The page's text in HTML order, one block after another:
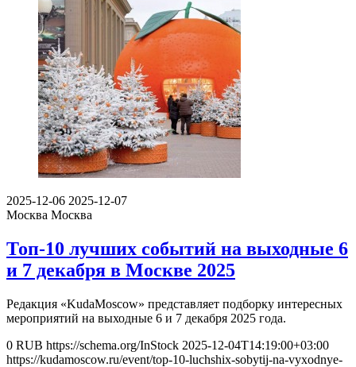
2025-12-06 2025-12-07
Москва Москва
Топ-10 лучших событий на выходные 6
и 7 декабря в Москве 2025
Редакция «KudaMoscow» представляет подборку интересных
мероприятий на выходные 6 и 7 декабря 2025 года.
0 RUB https://schema.org/InStock 2025-12-04T14:19:00+03:00
https://kudamoscow.ru/event/top-10-luchshix-sobytij-na-vyxodnye-